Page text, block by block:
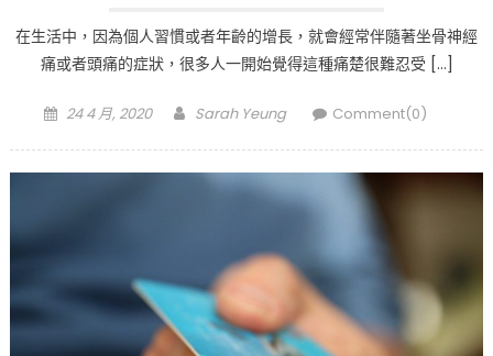
在生活中，因為個人習慣或者年齡的增長，就會經常伴隨著坐骨神經
痛或者頭痛的症狀，很多人一開始覺得這種痛楚很難忍受 […]
Posted
24 4 月, 2020 Author
Sarah Yeung Comment(0)